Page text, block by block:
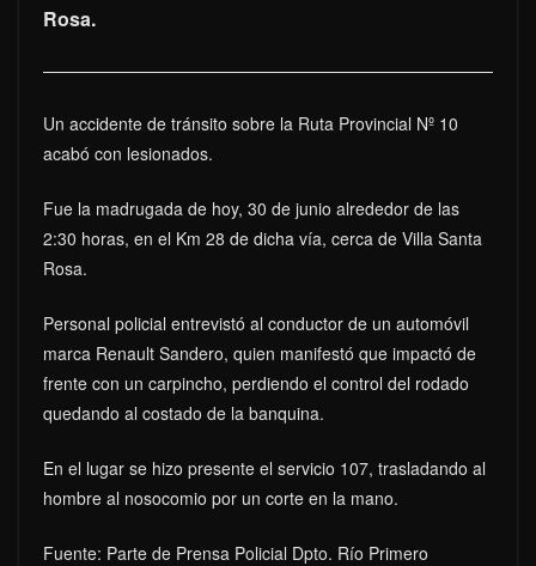
Rosa.
Un accidente de tránsito sobre la Ruta Provincial Nº 10
acabó con lesionados.
Fue la madrugada de hoy, 30 de junio alrededor de las
2:30 horas, en el Km 28 de dicha vía, cerca de Villa Santa
Rosa.
Personal policial entrevistó al conductor de un automóvil
marca Renault Sandero, quien manifestó que impactó de
frente con un carpincho, perdiendo el control del rodado
quedando al costado de la banquina.
En el lugar se hizo presente el servicio 107, trasladando al
hombre al nosocomio por un corte en la mano.
Fuente: Parte de Prensa Policial Dpto. Río Primero